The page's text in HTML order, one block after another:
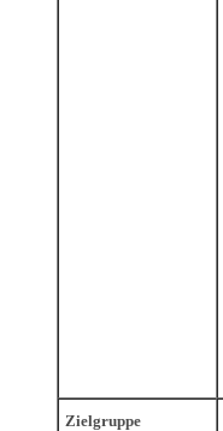
Zielgruppe